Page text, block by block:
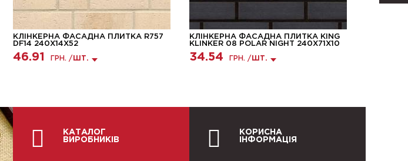
КЛІНКЕРНА ФАСАДНА ПЛИТКА R757
DF14 240X14X52
46.91 ГРН. / ШТ.
КЛІНКЕРНА ФАСАДНА ПЛИТКА KING
KLINKER 08 POLAR NIGHT 240X71X10
34.54 ГРН. / ШТ.
КАТАЛОГ
ВИРОБНИКІВ
КОРИСНА
ІНФОРМАЦІЯ